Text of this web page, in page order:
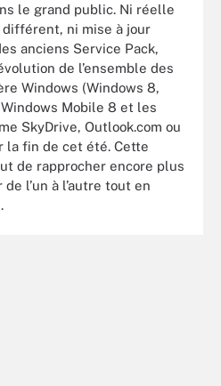
le grand public. Ni réelle
différent, ni mise à jour
anciens Service Pack,
de l’ensemble des
Windows (Windows 8,
Mobile 8 et les
SkyDrive, Outlook.com ou
la fin de cet été. Cette
de rapprocher encore plus
l’un à l’autre tout en